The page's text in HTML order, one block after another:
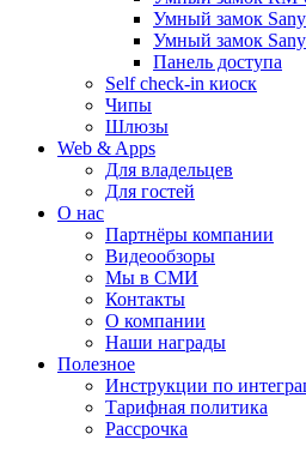
Умный замок
Умный замок
Панель доступа
Self check-in киоск
Чипы
Шлюзы
Web & Apps
Для владельцев
Для гостей
О нас
Партнёры компании
Видеообзоры
Мы в СМИ
Контакты
О компании
Наши награды
Полезное
Инструкции по
Тарифная политика
Рассрочка